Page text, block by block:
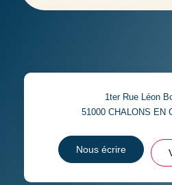
1ter Rue Léon
51000 CHALONS EN
Nous écrire